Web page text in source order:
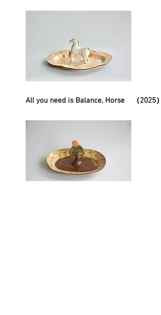
All you need is Balance, Horse （2025）